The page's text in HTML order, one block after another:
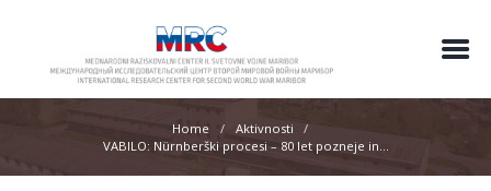
Home
Aktivnosti
VABILO: Nürnberški procesi – 80 let pozneje in...